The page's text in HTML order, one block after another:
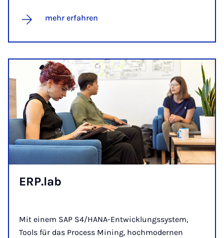
mehr erfahren
ERP.lab
Mit einem SAP S4/HANA-Entwicklungssystem,
Tools für das Process Mining, hochmodernen